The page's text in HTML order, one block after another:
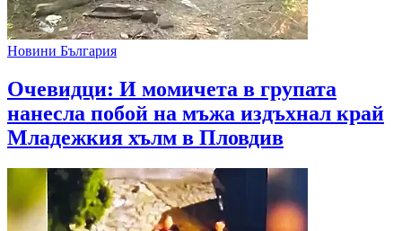
Новини България
Очевидци: И момичета в групата
нанесла побой на мъжа издъхнал край
Младежкия хълм в Пловдив